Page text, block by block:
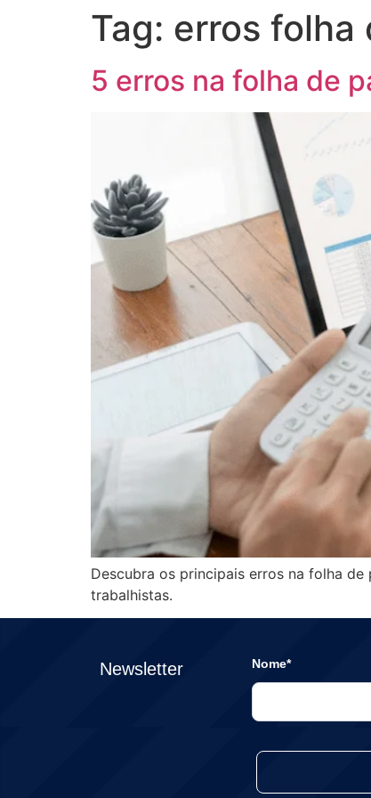
Tag: erros folha
5 erros na folha de
Descubra os principais erros na folha
trabalhistas.
Newsletter Nome*